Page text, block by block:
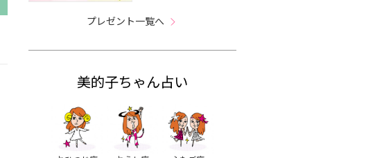
プレゼント一覧へ
美的子ちゃん占い